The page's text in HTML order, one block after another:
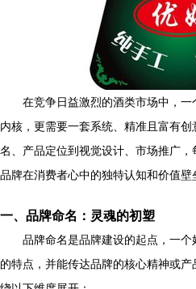
在竞争日益激烈的酒类市场中，
内核，更需要一套系统、精准且富有
名、产品定位到视觉设计、市场推广
品牌在消费者心中的独特认知和价值壁
一、品牌命名：灵魂的初塑
品牌命名是品牌建设的起点，一
的特点，并能传达品牌的核心精神或